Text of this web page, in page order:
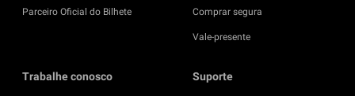
Parceiro Oficial do Bilhete Comprar segura
Vale-presente
Trabalhe conosco Suporte